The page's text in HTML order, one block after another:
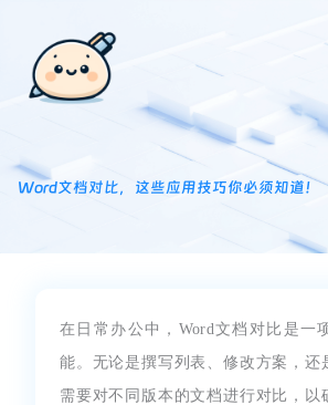
Word文档对比，这些应用技巧你必须知道！
在日常办公中，Word文档对比是一
能。无论是撰写列表、修改方案，还
需要对不同版本的文档进行对比，以